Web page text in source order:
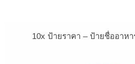
10x ป้ายราคา – ป้ายชื่ออาห